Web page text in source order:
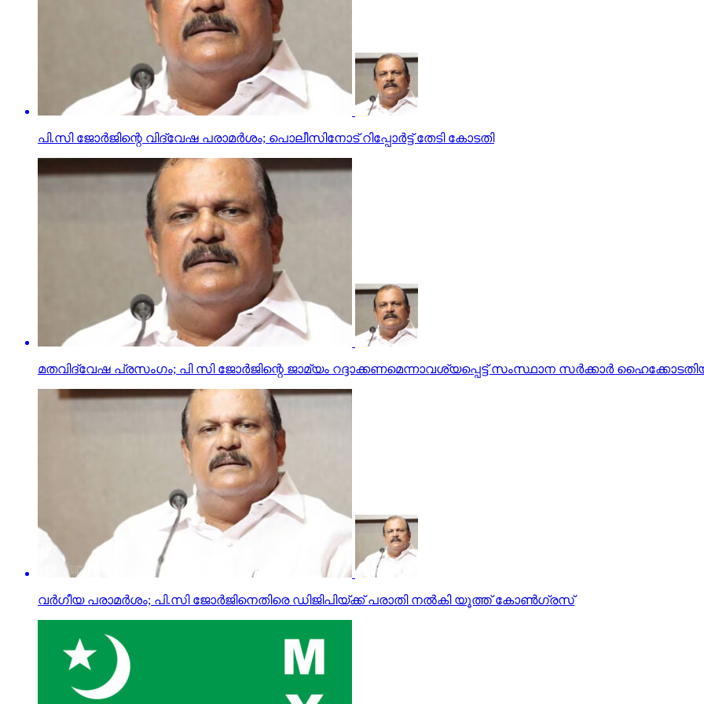
പി.സി ജോര്‍ജിന്റെ വിദ്വേഷ പരാമര്‍ശം; പൊലീസിനോട് റിപ്പോര്‍ട്ട് തേടി കോടതി
മതവിദ്വേഷ പ്രസംഗം; പി സി ജോര്‍ജിന്റെ ജാമ്യം റദ്ദാക്കണമെന്നാവശ്യപ്പെട്ട് സംസ്ഥാന സര്‍ക്കാര്‍
വര്‍ഗീയ പരാമര്‍ശം; പി.സി ജോര്‍ജിനെതിരെ ഡിജിപിയ്ക്ക് പരാതി നല്‍കി യൂത്ത് കോണ്‍ഗ്രസ്